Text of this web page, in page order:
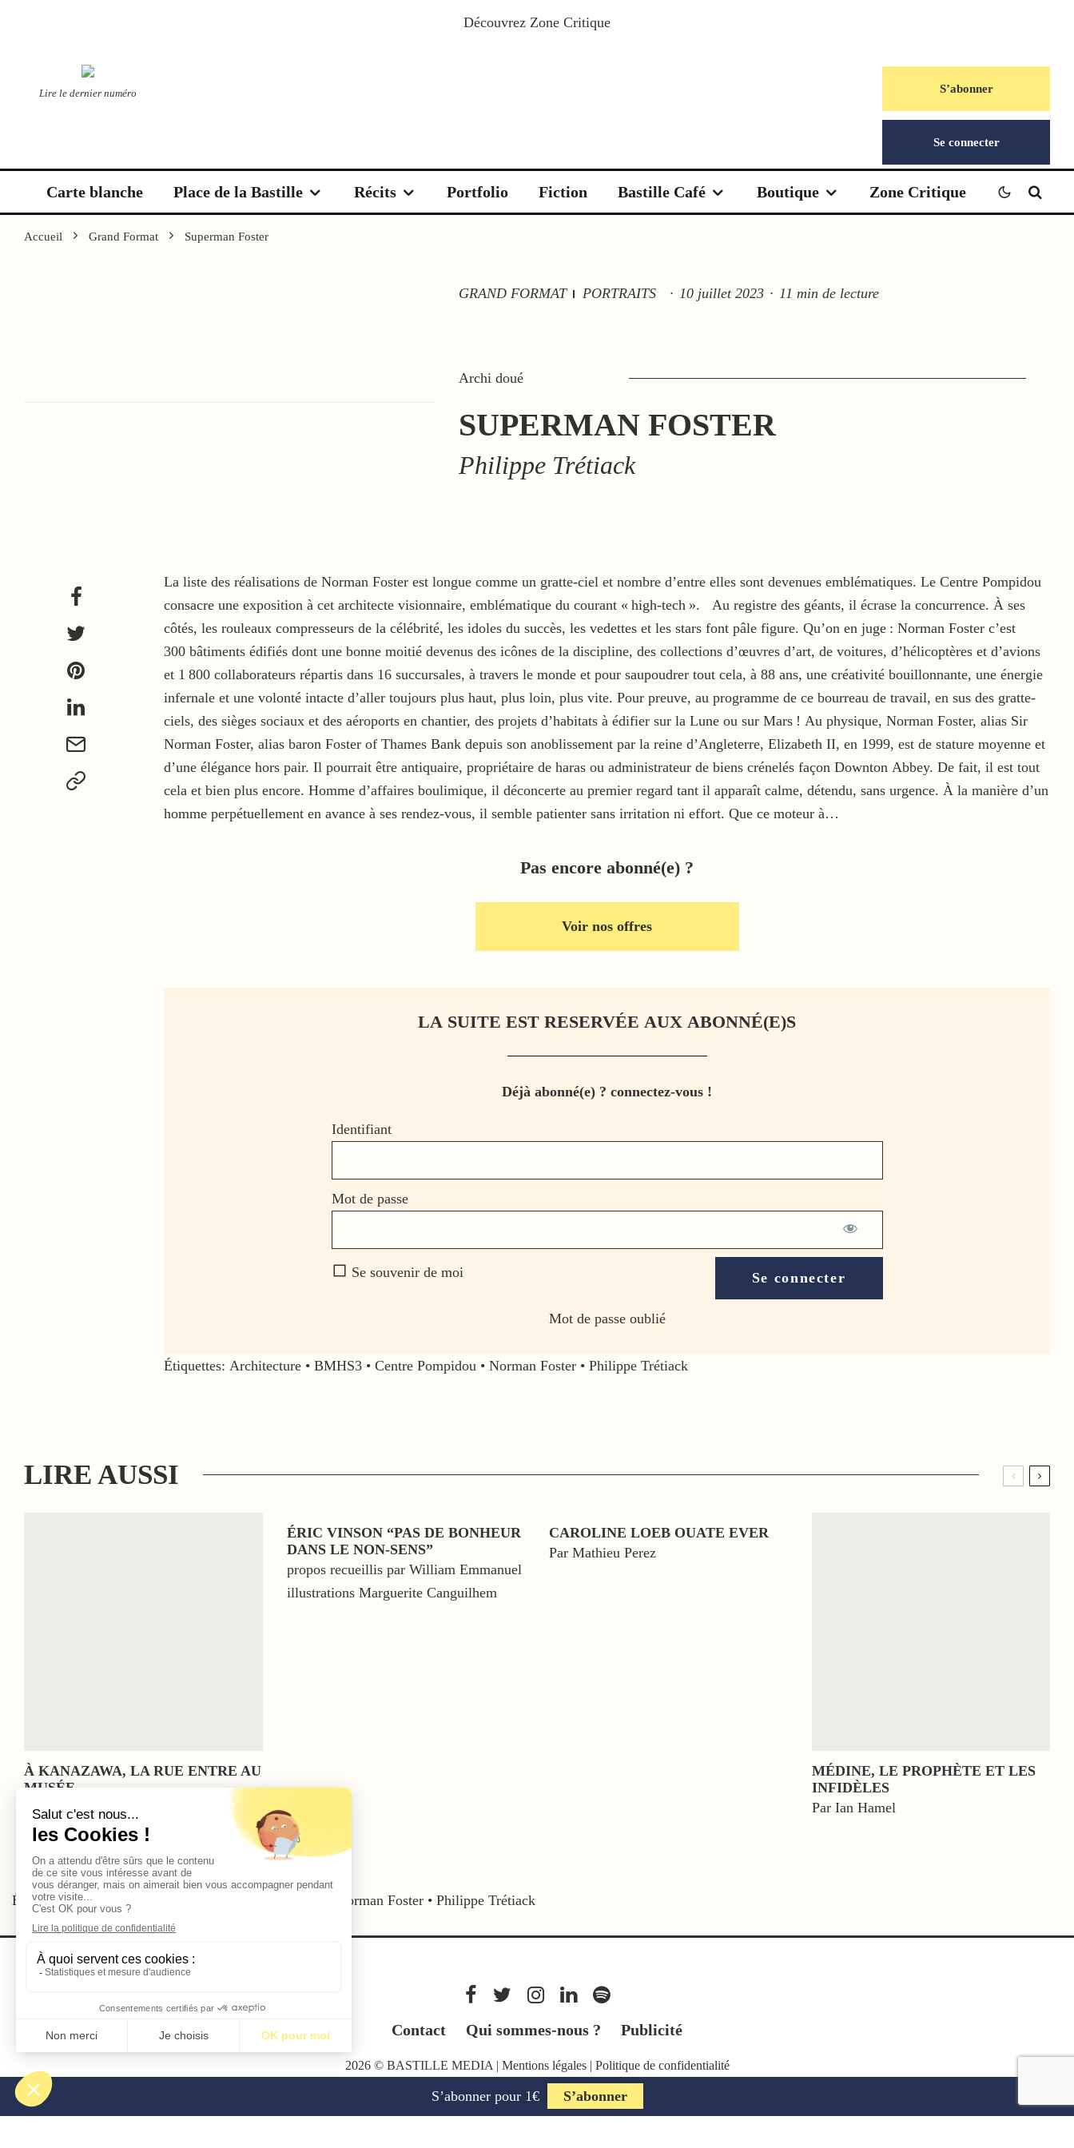
Découvrez Zone Critique
Lire le dernier numéro S’abonner
Se connecter
Carte blanche Place de la Bastille Récits Portfolio Fiction Bastille Café Boutique Zone Critique
Accueil Grand Format Superman Foster
GRAND FORMAT PORTRAITS · 10 juillet 2023 · 11 min de lecture
Archi doué
SUPERMAN FOSTER
Philippe Trétiack
La liste des réalisations de Norman Foster est longue comme un gratte-ciel et nombre d’entre elles sont devenues emblématiques. Le Centre Pompidou
consacre une exposition à cet architecte visionnaire, emblématique du courant « high-tech ». Au registre des géants, il écrase la concurrence. À ses
côtés, les rouleaux compresseurs de la célébrité, les idoles du succès, les vedettes et les stars font pâle figure. Qu’on en juge : Norman Foster c’est
300 bâtiments édifiés dont une bonne moitié devenus des icônes de la discipline, des collections d’œuvres d’art, de voitures, d’hélicoptères et d’avions
et 1 800 collaborateurs répartis dans 16 succursales, à travers le monde et pour saupoudrer tout cela, à 88 ans, une créativité bouillonnante, une énergie
infernale et une volonté intacte d’aller toujours plus haut, plus loin, plus vite. Pour preuve, au programme de ce bourreau de travail, en sus des gratte-
ciels, des sièges sociaux et des aéroports en chantier, des projets d’habitats à édifier sur la Lune ou sur Mars ! Au physique, Norman Foster, alias Sir
Norman Foster, alias baron Foster of Thames Bank depuis son anoblissement par la reine d’Angleterre, Elizabeth II, en 1999, est de stature moyenne et
d’une élégance hors pair. Il pourrait être antiquaire, propriétaire de haras ou administrateur de biens crénelés façon Downton Abbey. De fait, il est tout
cela et bien plus encore. Homme d’affaires boulimique, il déconcerte au premier regard tant il apparaît calme, détendu, sans urgence. À la manière d’un
homme perpétuellement en avance à ses rendez-vous, il semble patienter sans irritation ni effort. Que ce moteur à…
Pas encore abonné(e) ?
Voir nos offres
LA SUITE EST RESERVÉE AUX ABONNÉ(E)S
Déjà abonné(e) ? connectez-vous !
Identifiant
Mot de passe
Se souvenir de moi
Mot de passe oublié
Étiquettes: Architecture • BMHS3 • Centre Pompidou • Norman Foster • Philippe Trétiack
LIRE AUSSI
À KANAZAWA, LA RUE ENTRE AU
MUSÉE
Par Sylvain Cardonnel
ÉRIC VINSON “PAS DE BONHEUR
DANS LE NON-SENS”
propos recueillis par William Emmanuel
illustrations Marguerite Canguilhem
CAROLINE LOEB OUATE EVER
Par Mathieu Perez
MÉDINE, LE PROPHÈTE ET LES
INFIDÈLES
Par Ian Hamel
Étiquettes:Architecture Norman Foster • Philippe Trétiack
Contact Qui sommes-nous ? Publicité
2026 © BASTILLE MEDIA | Mentions légales| Politique de confidentialité
S’abonner pour 1€ S’abonner